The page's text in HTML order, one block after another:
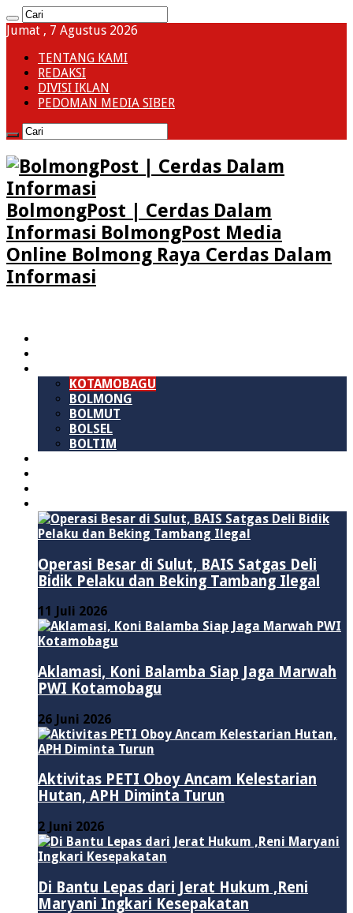
Jumat , 7 Agustus 2026
TENTANG KAMI
REDAKSI
DIVISI IKLAN
PEDOMAN MEDIA SIBER
BolmongPost | Cerdas Dalam
Informasi BolmongPost Media
Online Bolmong Raya Cerdas Dalam
Informasi
KOTAMOBAGU
BOLMONG
BOLMUT
BOLSEL
BOLTIM
Operasi Besar di Sulut, BAIS Satgas Deli
Bidik Pelaku dan Beking Tambang Ilegal
11 Juli 2026
Aklamasi, Koni Balamba Siap Jaga Marwah
PWI Kotamobagu
26 Juni 2026
Aktivitas PETI Oboy Ancam Kelestarian
Hutan, APH Diminta Turun
2 Juni 2026
Di Bantu Lepas dari Jerat Hukum ,Reni
Maryani Ingkari Kesepakatan